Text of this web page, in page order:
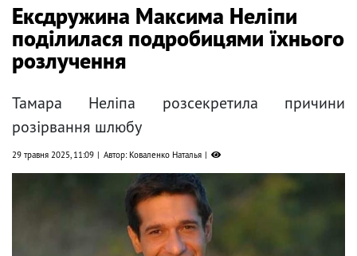
Ексдружина Максима Неліпи
поділилася подробицями їхнього
розлучення
Тамара Неліпа розсекретила причини
розірвання шлюбу
29 травня 2025, 11:09 Автор: Коваленко Наталья